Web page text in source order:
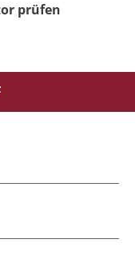
prüfen